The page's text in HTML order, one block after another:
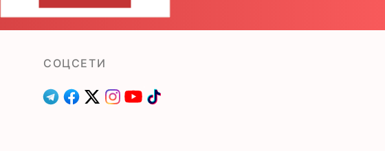
CОЦСЕТИ